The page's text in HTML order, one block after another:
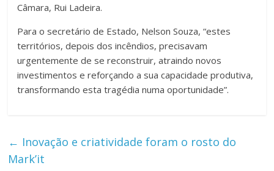
Câmara, Rui Ladeira.
Para o secretário de Estado, Nelson Souza, “estes
territórios, depois dos incêndios, precisavam
urgentemente de se reconstruir, atraindo novos
investimentos e reforçando a sua capacidade produtiva,
transformando esta tragédia numa oportunidade”.
← Inovação e criatividade foram o rosto do
Mark’it